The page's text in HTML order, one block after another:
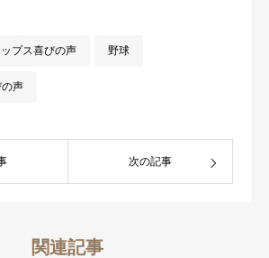
方はご相談ください。
プス喜びの声 野球
声
次の記事
関連記事